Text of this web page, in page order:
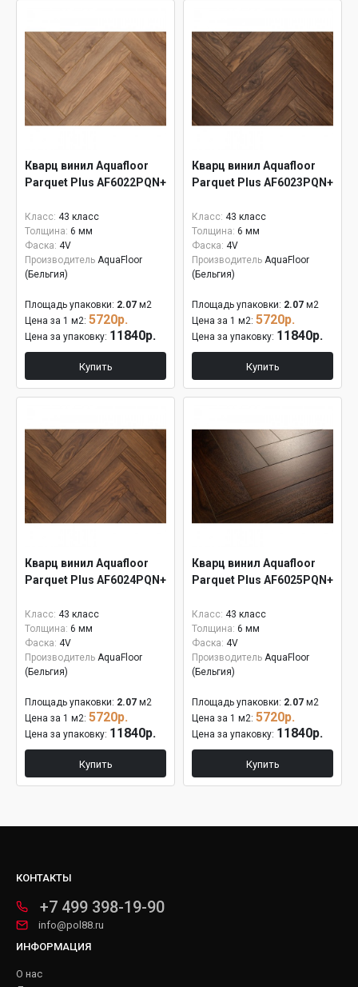
Кварц винил Aquafloor
Parquet Plus AF6022PQN+
Класс: 43 класс
Толщина: 6 мм
Фаска: 4V
Производитель AquaFloor
(Бельгия)
Площадь упаковки: 2.07 м2
Цена за 1 м2: 5720р.
Цена за упаковку: 11840р.
Купить
Кварц винил Aquafloor
Parquet Plus AF6023PQN+
Класс: 43 класс
Толщина: 6 мм
Фаска: 4V
Производитель AquaFloor
(Бельгия)
Площадь упаковки: 2.07 м2
Цена за 1 м2: 5720р.
Цена за упаковку: 11840р.
Купить
Кварц винил Aquafloor
Parquet Plus AF6024PQN+
Класс: 43 класс
Толщина: 6 мм
Фаска: 4V
Производитель AquaFloor
(Бельгия)
Площадь упаковки: 2.07 м2
Цена за 1 м2: 5720р.
Цена за упаковку: 11840р.
Купить
Кварц винил Aquafloor
Parquet Plus AF6025PQN+
Класс: 43 класс
Толщина: 6 мм
Фаска: 4V
Производитель AquaFloor
(Бельгия)
Площадь упаковки: 2.07 м2
Цена за 1 м2: 5720р.
Цена за упаковку: 11840р.
Купить
КОНТАКТЫ
+7 499 398-19-90
info@pol88.ru
ИНФОРМАЦИЯ
О нас